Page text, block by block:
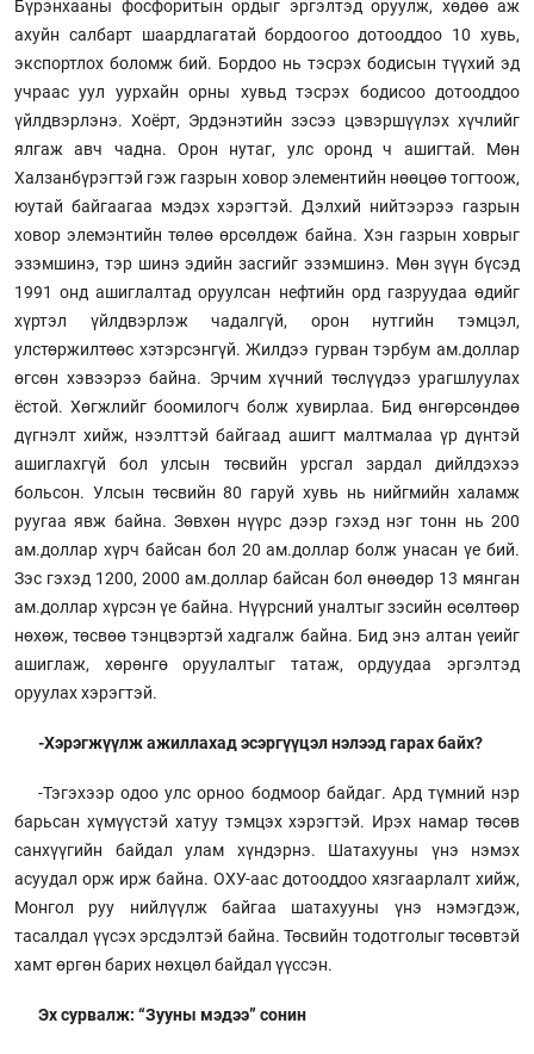
Бүрэнхааны фосфоритын ордыг эргэлтэд оруулж, хөдөө аж
ахуйн салбарт шаардлагатай бордоогоо дотооддоо 10 хувь,
экспортлох боломж бий. Бордоо нь тэсрэх бодисын түүхий эд
учраас уул уурхайн орны хувьд тэсрэх бодисоо дотооддоо
үйлдвэрлэнэ. Хоёрт, Эрдэнэтийн зэсээ цэвэршүүлэх хүчлийг
ялгаж авч чадна. Орон нутаг, улс оронд ч ашигтай. Мөн
Халзанбүрэгтэй гэж газрын ховор элементийн нөөцөө тогтоож,
юутай байгаагаа мэдэх хэрэгтэй. Дэлхий нийтээрээ газрын
ховор элемэнтийн төлөө өрсөлдөж байна. Хэн газрын ховрыг
эзэмшинэ, тэр шинэ эдийн засгийг эзэмшинэ. Мөн зүүн бүсэд
1991 онд ашиглалтад оруулсан нефтийн орд газруудаа өдийг
хүртэл үйлдвэрлэж чадалгүй, орон нутгийн тэмцэл,
улстөржилтөөс хэтэрсэнгүй. Жилдээ гурван тэрбум ам.доллар
өгсөн хэвээрээ байна. Эрчим хүчний төслүүдээ урагшлуулах
ёстой. Хөгжлийг боомилогч болж хувирлаа. Бид өнгөрсөндөө
дүгнэлт хийж, нээлттэй байгаад ашигт малтмалаа үр дүнтэй
ашиглахгүй бол улсын төсвийн урсгал зардал дийлдэхээ
больсон. Улсын төсвийн 80 гаруй хувь нь нийгмийн халамж
руугаа явж байна. Зөвхөн нүүрс дээр гэхэд нэг тонн нь 200
ам.доллар хүрч байсан бол 20 ам.доллар болж унасан үе бий.
Зэс гэхэд 1200, 2000 ам.доллар байсан бол өнөөдөр 13 мянган
ам.доллар хүрсэн үе байна. Нүүрсний уналтыг зэсийн өсөлтөөр
нөхөж, төсвөө тэнцвэртэй хадгалж байна. Бид энэ алтан үеийг
ашиглаж, хөрөнгө оруулалтыг татаж, ордуудаа эргэлтэд
оруулах хэрэгтэй.
-Хэрэгжүүлж ажиллахад эсэргүүцэл нэлээд гарах байх?
-Тэгэхээр одоо улс орноо бодмоор байдаг. Ард түмний нэр
барьсан хүмүүстэй хатуу тэмцэх хэрэгтэй. Ирэх намар төсөв
санхүүгийн байдал улам хүндэрнэ. Шатахууны үнэ нэмэх
асуудал орж ирж байна. ОХУ-аас дотооддоо хязгаарлалт хийж,
Монгол руу нийлүүлж байгаа шатахууны үнэ нэмэгдэж,
тасалдал үүсэх эрсдэлтэй байна. Төсвийн тодотголыг төсөвтэй
хамт өргөн барих нөхцөл байдал үүссэн.
Эх сурвалж: “Зууны мэдээ” сонин